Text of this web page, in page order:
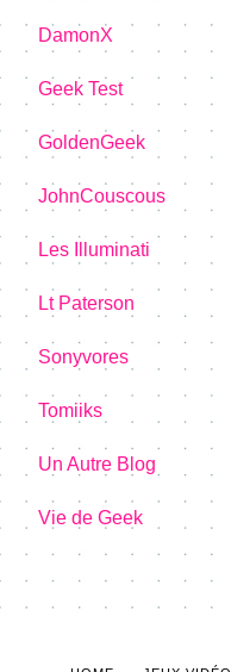
DamonX
Geek Test
GoldenGeek
JohnCouscous
Les Illuminati
Lt Paterson
Sonyvores
Tomiiks
Un Autre Blog
Vie de Geek